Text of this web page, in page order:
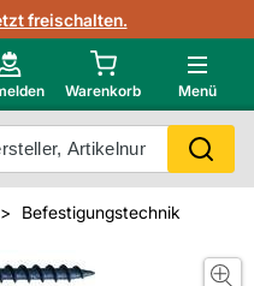
freischalten.
Warenkorb Menü
Befestigungstechnik